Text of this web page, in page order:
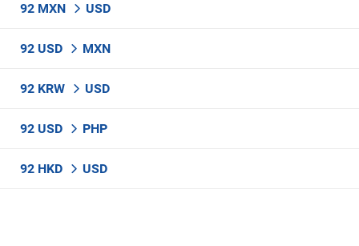
92 MXN USD
92 USD MXN
92 KRW USD
92 USD PHP
92 HKD USD